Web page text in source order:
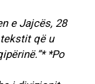
e Jajcës, 28
që u
*Po